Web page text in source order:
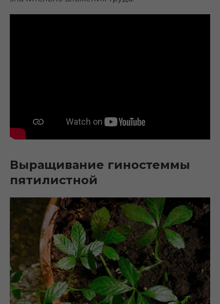
Выращивание гиностеммы
пятилистной